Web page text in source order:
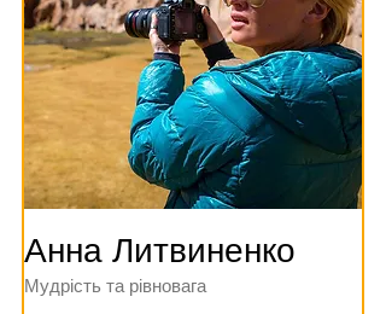
Анна Литвиненко
Мудрість та рівновага